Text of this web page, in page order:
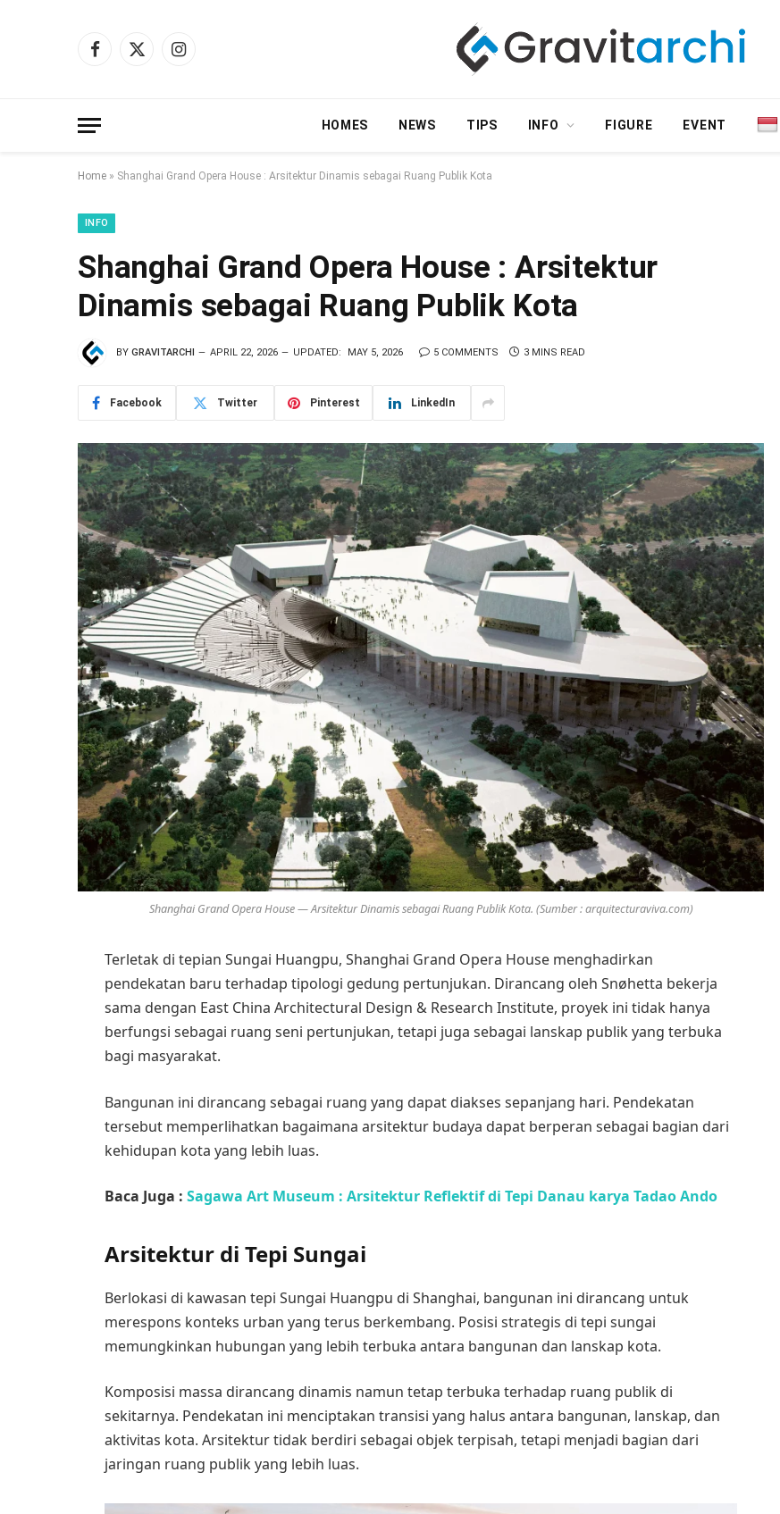
Facebook
X
Instagram
HOMES NEWS TIPS INFO FIGURE EVENT
Home » Shanghai Grand Opera House : Arsitektur Dinamis sebagai Ruang Publik Kota
INFO
Shanghai Grand Opera House : Arsitektur
Dinamis sebagai Ruang Publik Kota
BY GRAVITARCHI APRIL 22, 2026 UPDATED: MAY 5, 2026 5 COMMENTS 3 MINS READ
Facebook Twitter Pinterest LinkedIn
Shanghai Grand Opera House — Arsitektur Dinamis sebagai Ruang Publik Kota. (Sumber : arquitecturaviva.com)
Terletak di tepian Sungai Huangpu, Shanghai Grand Opera House menghadirkan
pendekatan baru terhadap tipologi gedung pertunjukan. Dirancang oleh Snøhetta bekerja
sama dengan East China Architectural Design & Research Institute, proyek ini tidak hanya
berfungsi sebagai ruang seni pertunjukan, tetapi juga sebagai lanskap publik yang terbuka
bagi masyarakat.
Bangunan ini dirancang sebagai ruang yang dapat diakses sepanjang hari. Pendekatan
tersebut memperlihatkan bagaimana arsitektur budaya dapat berperan sebagai bagian dari
kehidupan kota yang lebih luas.
Baca Juga :Sagawa Art Museum : Arsitektur Reflektif di Tepi Danau karya Tadao Ando
Arsitektur di Tepi Sungai
Berlokasi di kawasan tepi Sungai Huangpu di Shanghai, bangunan ini dirancang untuk
merespons konteks urban yang terus berkembang. Posisi strategis di tepi sungai
memungkinkan hubungan yang lebih terbuka antara bangunan dan lanskap kota.
Komposisi massa dirancang dinamis namun tetap terbuka terhadap ruang publik di
sekitarnya. Pendekatan ini menciptakan transisi yang halus antara bangunan, lanskap, dan
aktivitas kota. Arsitektur tidak berdiri sebagai objek terpisah, tetapi menjadi bagian dari
jaringan ruang publik yang lebih luas.